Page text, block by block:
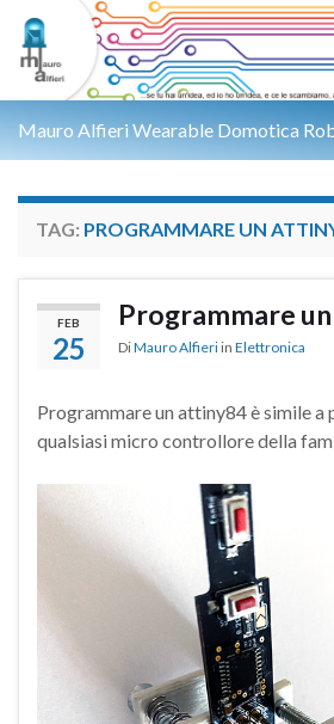
Mauro Alfieri Wearable Domotica
TAG: PROGRAMMARE UN
FEB
25
Programmare
DiMauro Alfieri in Elettronica
Programmare un attiny84 è simile a
qualsiasi micro controllore della